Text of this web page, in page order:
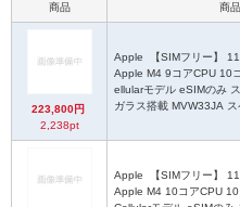
商品 商
223,800円
2,238pt
Apple
Apple M4 9コアCPU 10
ellularモデル eSIMのみ
ガラス搭載 MVW33JA ス
Apple
Apple M4 10コアCPU